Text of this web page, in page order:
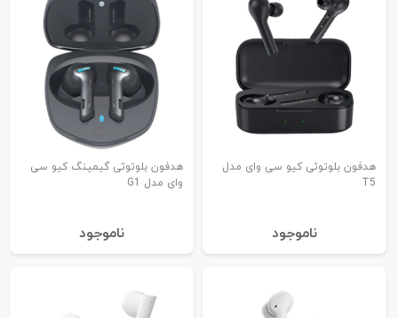
هدفون بلوتوثی کیو سی وای مدل
T5
نا‌موجود
هدفون بلوتوثی گیمینگ کیو سی
وای مدل G1
نا‌موجود